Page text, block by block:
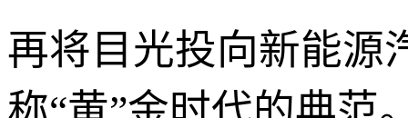
再将目光投向新能源